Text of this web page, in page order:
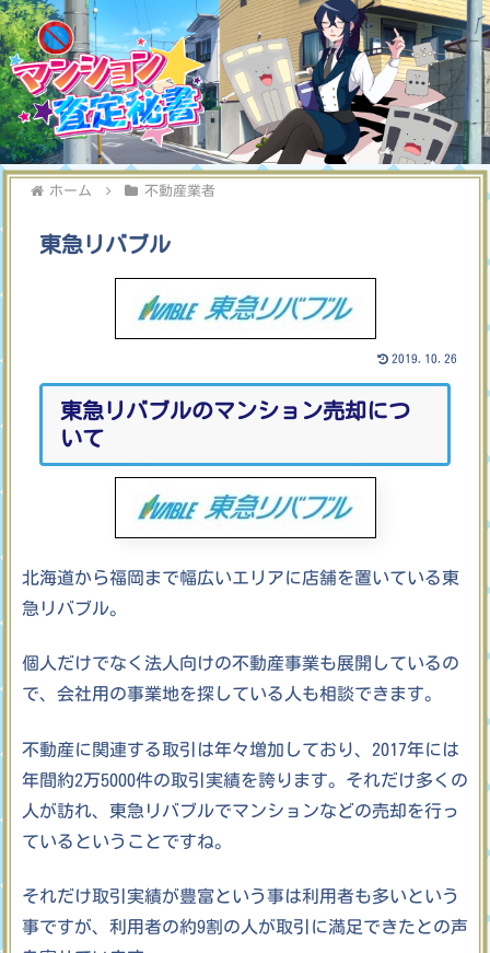
ホーム 不動産業者
東急リバブル
2019.10.26
東急リバブルのマンション売却につ
いて
北海道から福岡まで幅広いエリアに店舗を置いている東
急リバブル。
個人だけでなく法人向けの不動産事業も展開しているの
で、会社用の事業地を探している人も相談できます。
不動産に関連する取引は年々増加しており、2017年には
年間約2万5000件の取引実績を誇ります。それだけ多くの
人が訪れ、東急リバブルでマンションなどの売却を行っ
ているということですね。
それだけ取引実績が豊富という事は利用者も多いという
事ですが、利用者の約9割の人が取引に満足できたとの声